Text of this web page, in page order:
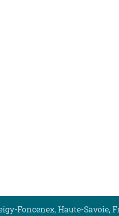
Foncenex,Haute-Savoie,